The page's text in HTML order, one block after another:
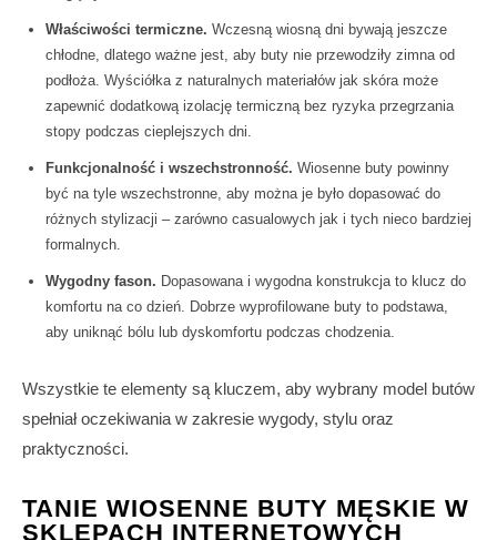
Właściwości termiczne. Wczesną wiosną dni bywają jeszcze
chłodne, dlatego ważne jest, aby buty nie przewodziły zimna od
podłoża. Wyściółka z naturalnych materiałów jak skóra może
zapewnić dodatkową izolację termiczną bez ryzyka przegrzania
stopy podczas cieplejszych dni.
Funkcjonalność i wszechstronność. Wiosenne buty powinny
być na tyle wszechstronne, aby można je było dopasować do
różnych stylizacji – zarówno casualowych jak i tych nieco bardziej
formalnych.
Wygodny fason. Dopasowana i wygodna konstrukcja to klucz do
komfortu na co dzień. Dobrze wyprofilowane buty to podstawa,
aby uniknąć bólu lub dyskomfortu podczas chodzenia.
Wszystkie te elementy są kluczem, aby wybrany model butów
spełniał oczekiwania w zakresie wygody, stylu oraz
praktyczności.
TANIE WIOSENNE BUTY MĘSKIE W
SKLEPACH INTERNETOWYCH